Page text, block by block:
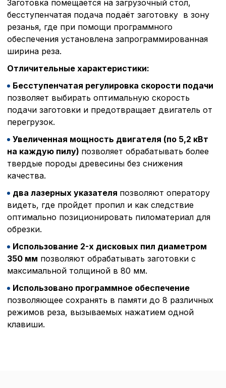
Заготовка помещается на загрузочный стол,
бесступенчатая подача подаёт заготовку в зону
резанья, где при помощи программного
обеспечения установлена запрограммированная
ширина реза.
Отличительные характеристики:
Бесступенчатая регулировка скорости подачи
позволяет выбирать оптимальную скорость
подачи заготовки и предотвращает двигатель от
перегрузок.
Увеличенная мощность двигателя (по 5,2 кВт
на каждую пилу) позволяет обрабатывать более
твердые породы древесины без снижения
качества.
два лазерных указателя позволяют оператору
видеть, где пройдет пропил и как следствие
оптимально позиционировать пиломатериал для
обрезки.
Использование 2-х дисковых пил диаметром
350 мм позволяют обрабатывать заготовки с
максимальной толщиной в 80 мм.
Использовано программное обеспечение
позволяющее сохранять в памяти до 8 различных
режимов реза, вызываемых нажатием одной
клавиши.
обработки сookies
Настройте параметры
Вы можете настроить
каждого типа файлов
типа «технические
без которых